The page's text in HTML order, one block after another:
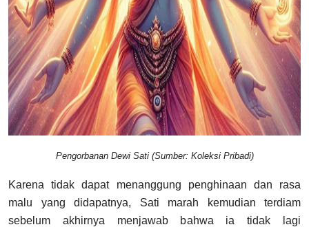
Pengorbanan Dewi Sati (Sumber: Koleksi Pribadi)
Karena tidak dapat menanggung penghinaan dan rasa
malu yang didapatnya, Sati marah kemudian terdiam
sebelum akhirnya menjawab bahwa ia tidak lagi